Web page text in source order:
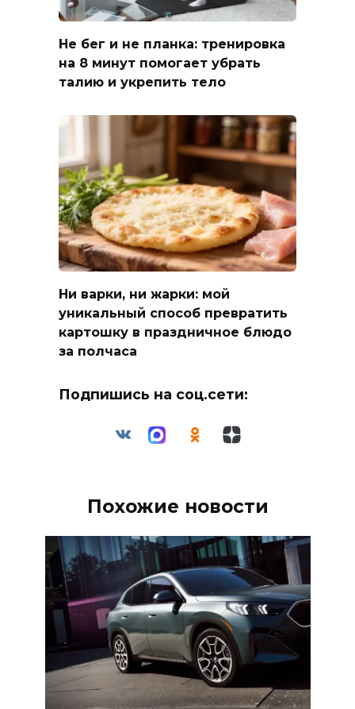
Не бег и не планка: тренировка
на 8 минут помогает убрать
талию и укрепить тело
Ни варки, ни жарки: мой
уникальный способ превратить
картошку в праздничное блюдо
за полчаса
Подпишись на соц.сети:
Похожие новости